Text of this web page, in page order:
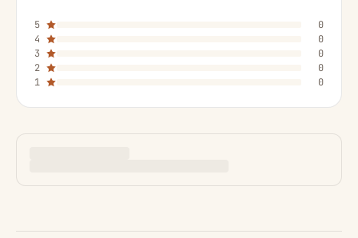
5
0
4
0
3
0
2
0
1
0